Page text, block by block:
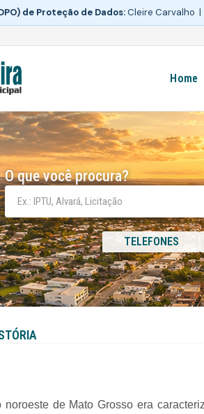
de Proteção de Dados:Cleire Carvalho |
Home
O que você procura?
TELEFONES
de Mato Grosso era